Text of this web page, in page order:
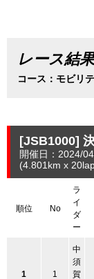
レース結果
コース：モビリ
[JSB1000]
開催日：2024/
(4.801km x
順位 No
ラ
イ
ダ
ー
1 1
中
須
賀